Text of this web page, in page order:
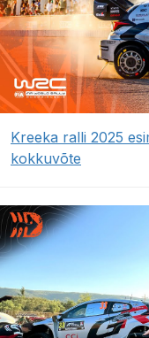
Kreeka ralli 2025
kokkuvõte